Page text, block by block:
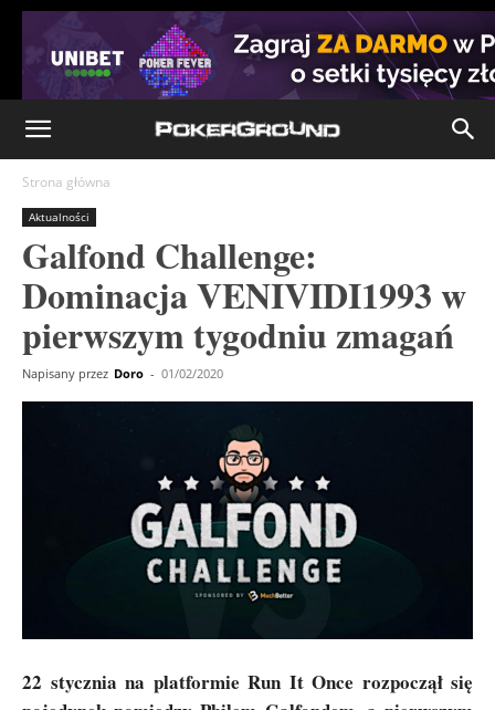
Strona główna
Aktualności
Galfond Challenge:
Dominacja VENIVIDI1993 w
pierwszym tygodniu zmagań
Napisany przez Doro - 01/02/2020
22 stycznia na platformie Run It Once rozpoczął się